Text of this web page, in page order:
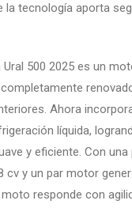
la tecnología aporta
500 2025 es un
Ahora
líquida,
y eficiente. Con
cv y un par motor
responde con